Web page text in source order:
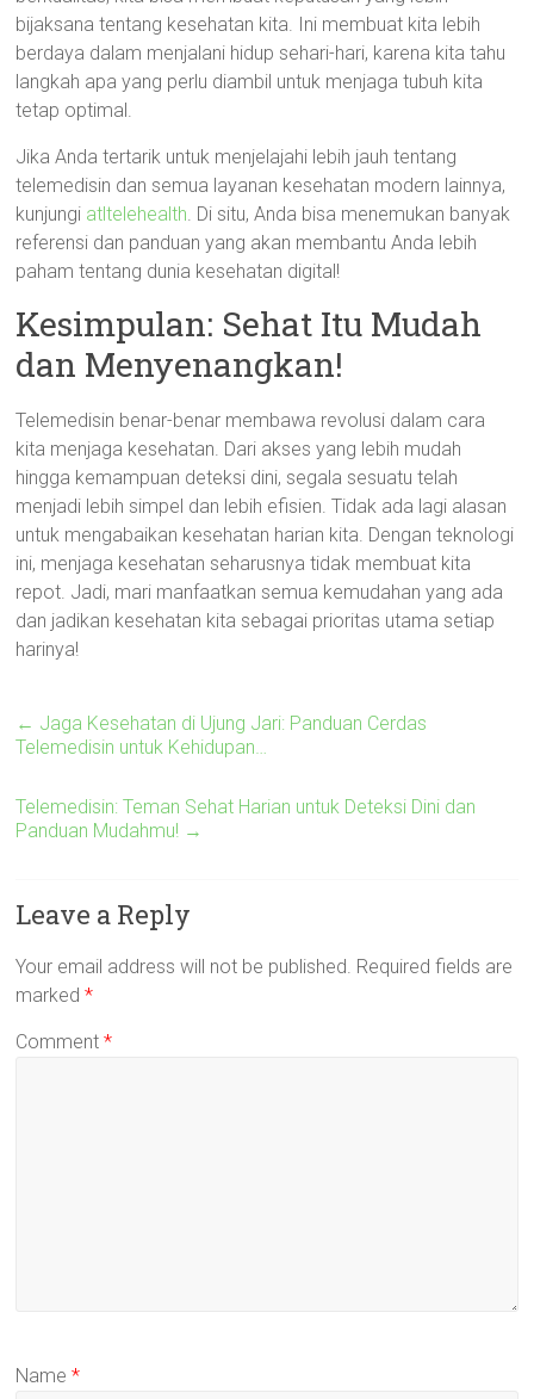
bijaksana tentang kesehatan kita. Ini membuat kita lebih
berdaya dalam menjalani hidup sehari-hari, karena kita tahu
langkah apa yang perlu diambil untuk menjaga tubuh kita
tetap optimal.
Jika Anda tertarik untuk menjelajahi lebih jauh tentang
telemedisin dan semua layanan kesehatan modern lainnya,
kunjungi atltelehealth. Di situ, Anda bisa menemukan banyak
referensi dan panduan yang akan membantu Anda lebih
paham tentang dunia kesehatan digital!
Kesimpulan: Sehat Itu Mudah
dan Menyenangkan!
Telemedisin benar-benar membawa revolusi dalam cara
kita menjaga kesehatan. Dari akses yang lebih mudah
hingga kemampuan deteksi dini, segala sesuatu telah
menjadi lebih simpel dan lebih efisien. Tidak ada lagi alasan
untuk mengabaikan kesehatan harian kita. Dengan teknologi
ini, menjaga kesehatan seharusnya tidak membuat kita
repot. Jadi, mari manfaatkan semua kemudahan yang ada
dan jadikan kesehatan kita sebagai prioritas utama setiap
harinya!
← Jaga Kesehatan di Ujung Jari: Panduan Cerdas
Telemedisin untuk Kehidupan…
Telemedisin: Teman Sehat Harian untuk Deteksi Dini dan
Panduan Mudahmu! →
Leave a Reply
Your email address will not be published. Required fields are
marked*
Comment*
Name*